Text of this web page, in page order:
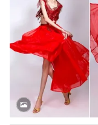
Cơ quan chủ quản:
Cơ quan báo chí:
Giấy phép hoạt
cấp ngày 29/12/2023
Tổng Biên tập:
Vũ
Phó Tổng Biên tập:
Nguyễn Trọng Ninh
Tổng đài VTV: